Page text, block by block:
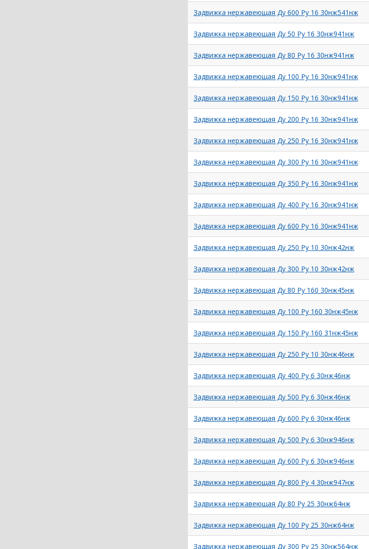
Задвижка нержавеющая Ду 600 Ру 16 30нж541нж
Задвижка нержавеющая Ду 50 Ру 16 30нж941нж
Задвижка нержавеющая Ду 80 Ру 16 30нж941нж
Задвижка нержавеющая Ду 100 Ру 16 30нж941нж
Задвижка нержавеющая Ду 150 Ру 16 30нж941нж
Задвижка нержавеющая Ду 200 Ру 16 30нж941нж
Задвижка нержавеющая Ду 250 Ру 16 30нж941нж
Задвижка нержавеющая Ду 300 Ру 16 30нж941нж
Задвижка нержавеющая Ду 350 Ру 16 30нж941нж
Задвижка нержавеющая Ду 400 Ру 16 30нж941нж
Задвижка нержавеющая Ду 600 Ру 16 30нж941нж
Задвижка нержавеющая Ду 250 Ру 10 30нж42нж
Задвижка нержавеющая Ду 300 Ру 10 30нж42нж
Задвижка нержавеющая Ду 80 Ру 160 30нж45нж
Задвижка нержавеющая Ду 100 Ру 160 30нж45нж
Задвижка нержавеющая Ду 150 Ру 160 31нж45нж
Задвижка нержавеющая Ду 250 Ру 10 30нж46нж
Задвижка нержавеющая Ду 400 Ру 6 30нж46нж
Задвижка нержавеющая Ду 500 Ру 6 30нж46нж
Задвижка нержавеющая Ду 600 Ру 6 30нж46нж
Задвижка нержавеющая Ду 500 Ру 6 30нж946нж
Задвижка нержавеющая Ду 600 Ру 6 30нж946нж
Задвижка нержавеющая Ду 800 Ру 4 30нж947нж
Задвижка нержавеющая Ду 80 Ру 25 30нж64нж
Задвижка нержавеющая Ду 100 Ру 25 30нж64нж
Задвижка нержавеющая Ду 300 Ру 25 30нж564нж